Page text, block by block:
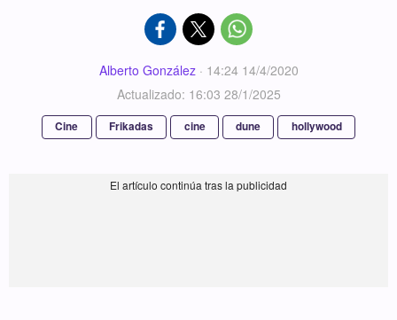
Alberto González· 14:24 14/4/2020
Actualizado: 16:03 28/1/2025
Cine Frikadas cine dune hollywood